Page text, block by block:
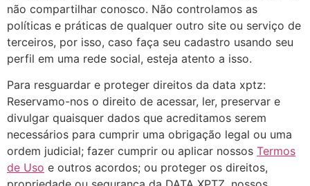
não compartilhar conosco. Não controlamos as
políticas e práticas de qualquer outro site ou serviço de
terceiros, por isso, caso faça seu cadastro usando seu
perfil em uma rede social, esteja atento a isso.
Para resguardar e proteger direitos da data xptz:
Reservamo-nos o direito de acessar, ler, preservar e
divulgar quaisquer dados que acreditamos serem
necessários para cumprir uma obrigação legal ou uma
ordem judicial; fazer cumprir ou aplicar nossos Termos
de Uso e outros acordos; ou proteger os direitos,